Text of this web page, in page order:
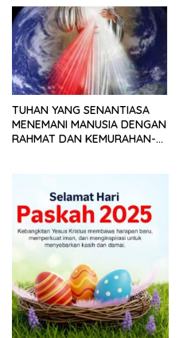
TUHAN YANG SENANTIASA
MENEMANI MANUSIA DENGAN
RAHMAT DAN KEMURAHAN-